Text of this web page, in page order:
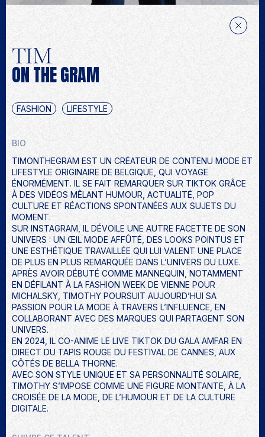
TIM
ON THE GRAM
FASHION LIFESTYLE
BIO
TIMONTHEGRAM EST UN CRÉATEUR DE CONTENU MODE ET
LIFESTYLE ORIGINAIRE DE BELGIQUE, QUI VOYAGE
ÉNORMÉMENT. IL SE FAIT REMARQUER SUR TIKTOK GRÂCE
À DES VIDÉOS MÊLANT HUMOUR, ACTUALITÉ, POP
CULTURE ET RÉACTIONS SPONTANÉES AUX SUJETS DU
MOMENT.
SUR INSTAGRAM, IL DÉVOILE UNE AUTRE FACETTE DE SON
UNIVERS : UN ŒIL MODE AFFÛTÉ, DES LOOKS POINTUS ET
UNE ESTHÉTIQUE TRAVAILLÉE QUI LUI VALENT UNE PLACE
DE PLUS EN PLUS REMARQUÉE DANS L’UNIVERS DU LUXE.
APRÈS AVOIR DÉBUTÉ COMME MANNEQUIN, NOTAMMENT
EN DÉFILANT À LA FASHION WEEK DE VIENNE POUR
MICHALSKY, TIMOTHY POURSUIT AUJOURD’HUI SA
PASSION POUR LA MODE À TRAVERS L’INFLUENCE, EN
COLLABORANT AVEC DES MARQUES QUI PARTAGENT SON
UNIVERS.
EN 2024, IL CO-ANIME LE LIVE TIKTOK DU GALA AMFAR EN
DIRECT DU TAPIS ROUGE DU FESTIVAL DE CANNES, AUX
CÔTÉS DE BELLA THORNE.
AVEC SON STYLE UNIQUE ET SA PERSONNALITÉ SOLAIRE,
TIMOTHY S’IMPOSE COMME UNE FIGURE MONTANTE, À LA
CROISÉE DE LA MODE, DE L’HUMOUR ET DE LA CULTURE
DIGITALE.